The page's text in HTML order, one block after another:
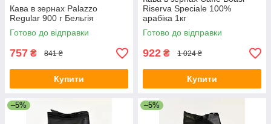
Кава в зернах Palazzo
Regular 900 г Бельгія
Готово до відправки
757 ₴ 841 ₴
Купити
Riserva Speciale 100%
арабіка 1кг
Готово до відправки
922 ₴ 1 024 ₴
Купити
–5% –5%